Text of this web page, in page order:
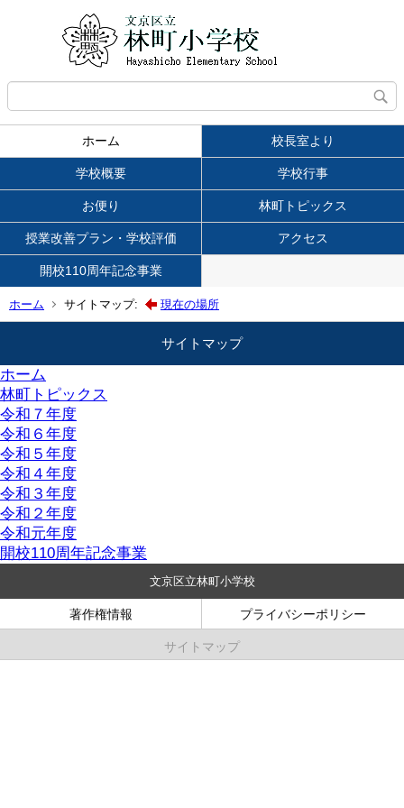
ホーム 校長室より
学校概要 学校行事
お便り 林町トピックス
授業改善プラン・学校評価 アクセス
開校110周年記念事業
ホーム サイトマップ: 現在の場所
サイトマップ
ホーム
林町トピックス
令和７年度
令和６年度
令和５年度
令和４年度
令和３年度
令和２年度
令和元年度
開校110周年記念事業
文京区立林町小学校
著作権情報 プライバシーポリシー
サイトマップ